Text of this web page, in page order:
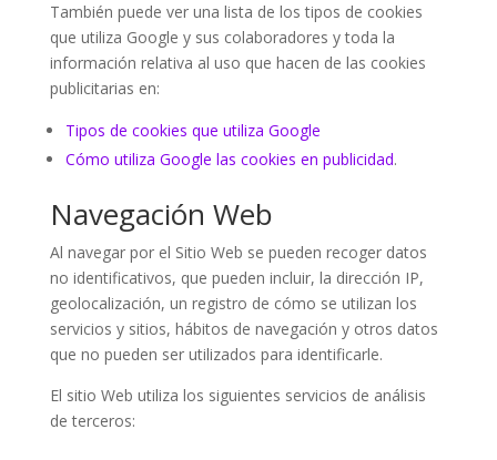
También puede ver una lista de los tipos de cookies
que utiliza Google y sus colaboradores y toda la
información relativa al uso que hacen de las cookies
publicitarias en:
Tipos de cookies que utiliza Google
Cómo utiliza Google las cookies en publicidad.
Navegación Web
Al navegar por el Sitio Web se pueden recoger datos
no identificativos, que pueden incluir, la dirección IP,
geolocalización, un registro de cómo se utilizan los
servicios y sitios, hábitos de navegación y otros datos
que no pueden ser utilizados para identificarle.
El sitio Web utiliza los siguientes servicios de análisis
de terceros: